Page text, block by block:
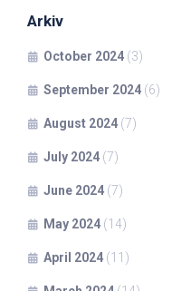
Arkiv
October 2024 (3)
September 2024 (6)
August 2024 (7)
July 2024 (7)
June 2024 (7)
May 2024 (14)
April 2024 (11)